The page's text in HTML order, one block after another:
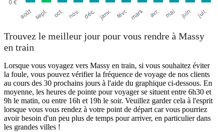
Trouvez le meilleur jour pour vous rendre à Massy
en train
Lorsque vous voyagez vers Massy en train, si vous souhaitez éviter
la foule, vous pouvez vérifier la fréquence de voyage de nos clients
au cours des 30 prochains jours à l'aide du graphique ci-dessous. En
moyenne, les heures de pointe pour voyager se situent entre 6h30 et
9h le matin, ou entre 16h et 19h le soir. Veuillez garder cela à l'esprit
lorsque vous vous rendez à votre point de départ car vous pourriez
avoir besoin d'un peu plus de temps pour arriver, en particulier dans
les grandes villes !